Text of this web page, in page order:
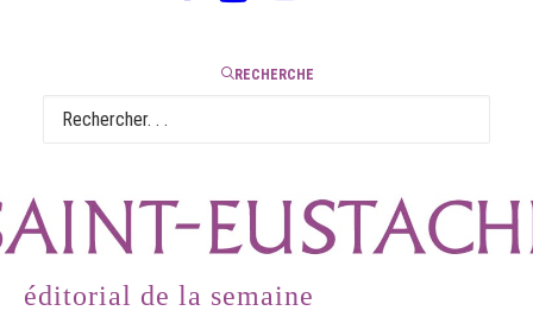
RECHERCHE
éditorial de la semaine